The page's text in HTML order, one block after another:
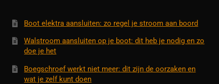
Boot elektra aansluiten: zo regel je stroom aan boord
Walstroom aansluiten op je boot: dit heb je nodig en zo
doe je het
Boegschroef werkt niet meer: dit zijn de oorzaken en
wat je zelf kunt doen